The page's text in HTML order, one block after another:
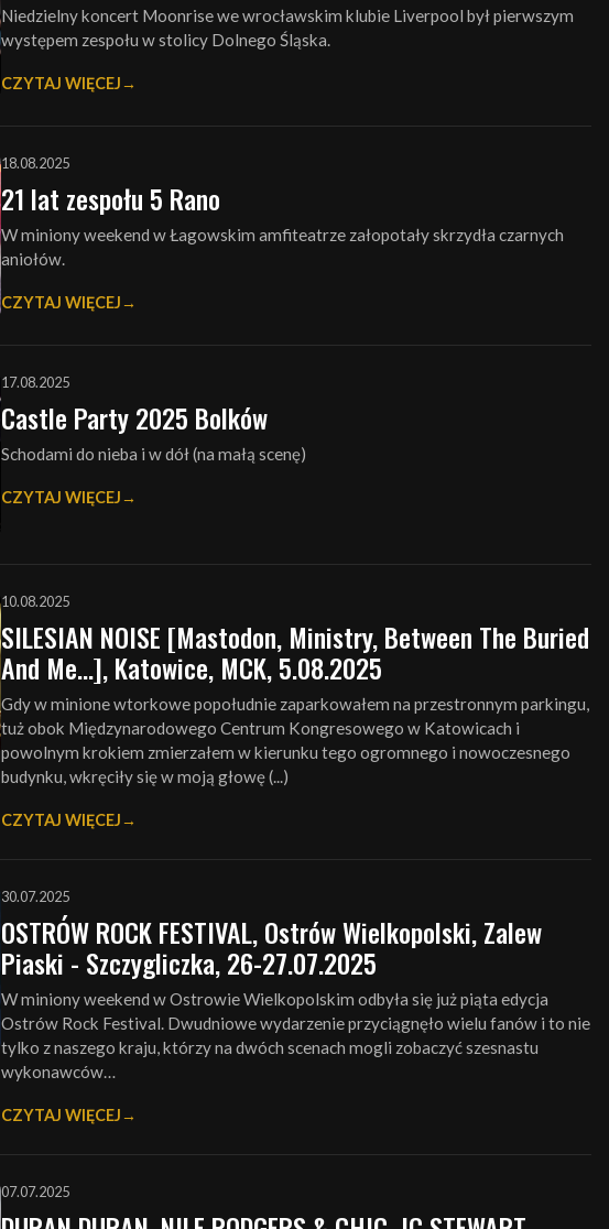
Niedzielny koncert Moonrise we wrocławskim klubie Liverpool był pierwszym
występem zespołu w stolicy Dolnego Śląska.
CZYTAJ WIĘCEJ
18.08.2025
21 lat zespołu 5 Rano
W miniony weekend w Łagowskim amfiteatrze załopotały skrzydła czarnych
aniołów.
CZYTAJ WIĘCEJ
17.08.2025
Castle Party 2025 Bolków
Schodami do nieba i w dół (na małą scenę)
CZYTAJ WIĘCEJ
10.08.2025
SILESIAN NOISE [Mastodon, Ministry, Between The Buried
And Me…], Katowice, MCK, 5.08.2025
Gdy w minione wtorkowe popołudnie zaparkowałem na przestronnym parkingu,
tuż obok Międzynarodowego Centrum Kongresowego w Katowicach i
powolnym krokiem zmierzałem w kierunku tego ogromnego i nowoczesnego
budynku, wkręciły się w moją głowę (...)
CZYTAJ WIĘCEJ
30.07.2025
OSTRÓW ROCK FESTIVAL, Ostrów Wielkopolski, Zalew
Piaski - Szczygliczka, 26-27.07.2025
W miniony weekend w Ostrowie Wielkopolskim odbyła się już piąta edycja
Ostrów Rock Festival. Dwudniowe wydarzenie przyciągnęło wielu fanów i to nie
tylko z naszego kraju, którzy na dwóch scenach mogli zobaczyć szesnastu
wykonawców…
CZYTAJ WIĘCEJ
07.07.2025